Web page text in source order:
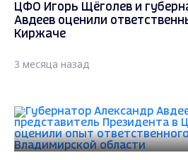
ЦФО Игорь Щёголев и
Авдеев оценили
Киржаче
3 месяца назад